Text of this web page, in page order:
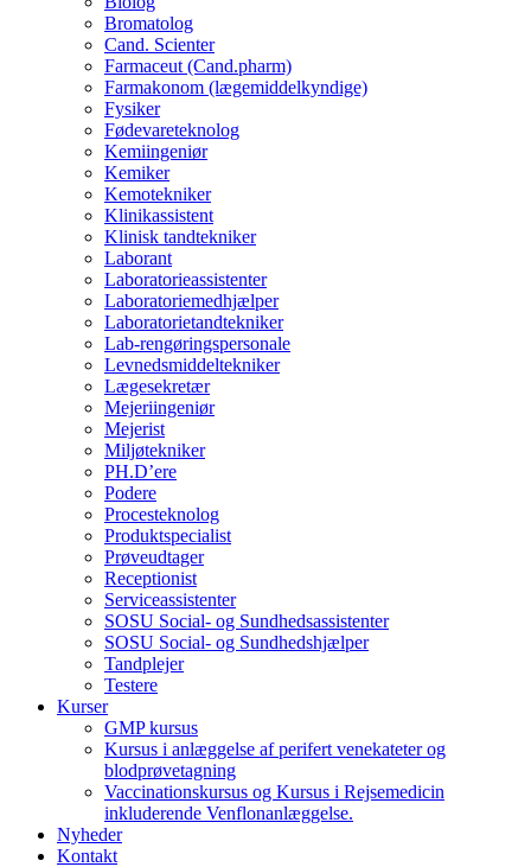
Bromatolog
Cand. Scienter
Farmaceut (Cand.pharm)
Farmakonom (lægemiddelkyndige)
Fysiker
Fødevareteknolog
Kemiingeniør
Kemiker
Kemotekniker
Klinikassistent
Klinisk tandtekniker
Laborant
Laboratorieassistenter
Laboratoriemedhjælper
Laboratorietandtekniker
Lab-rengøringspersonale
Levnedsmiddeltekniker
Lægesekretær
Mejeriingeniør
Mejerist
Miljøtekniker
PH.D’ere
Podere
Procesteknolog
Produktspecialist
Prøveudtager
Receptionist
Serviceassistenter
SOSU Social- og Sundhedsassistenter
SOSU Social- og Sundhedshjælper
Tandplejer
Testere
Kurser
GMP kursus
Kursus i anlæggelse af perifert venekateter og
blodprøvetagning
Vaccinationskursus og Kursus i Rejsemedicin
inkluderende Venflonanlæggelse.
Nyheder
Kontakt